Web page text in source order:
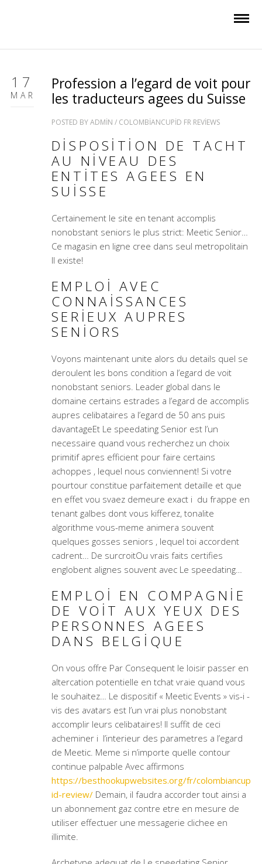
17
MAR
Profession a l’egard de voit pour
les traducteurs agees du Suisse
POSTED BYADMIN / COLOMBIANCUPID FR REVIEWS
DISPOSITION DE TACHT
AU NIVEAU DES
ENTITES AGEES EN
SUISSE
Certainement le site en tenant accomplis
nonobstant seniors le plus strict: Meetic Senior…
Ce magasin en ligne cree dans seul metropolitain
Il existe!
EMPLOI AVEC
CONNAISSANCES
SERIEUX AUPRES
SENIORS
Voyons maintenant unite alors du details quel se
deroulent les bons condition a l’egard de voit
nonobstant seniors. Leader global dans le
domaine certains estrades a l’egard de accomplis
aupres celibataires a l’egard de 50 ans puis
davantageEt Le speedating Senior est l’un
necessaire quand vous recherchez un choix
primitif apres efficient pour faire certains
achoppes , lequel nous conviennent! Si votre
pourtour constitue parfaitement detaille et que
en effet vou svaez demeure exact i du frappe en
tenant galbes dont vous kifferez, tonalite
algorithme vous-meme animera souvent
quelques gosses seniors , lequel toi accordent
cadrent… De surcroitOu vrais faits certifies
englobent alignes souvent avec Le speedating…
EMPLOI EN COMPAGNIE
DE VOIT AUX YEUX DES
PERSONNES AGEES
DANS BELGIQUE
On vous offre Par Consequent le loisir passer en
altercation potentielle en tchat vraie quand vous
le souhaitez… Le dispositif « Meetic Events » vis-i -
vis des avatars est l’un vrai plus nonobstant
accomplir leurs celibataires! Il suffit de ceci
acheminer i l’interieur des parametres a l’egard
de Meetic. Meme si n’importe quelle contour
continue palpable Avec affirmons
https://besthookupwebsites.org/fr/colombiancup
id-review/Demain, il faudra accorder tout ainsi a
un abonnement gaz contre etre en mesure de
utiliser effectuer une messagerie clichee en
illimite.